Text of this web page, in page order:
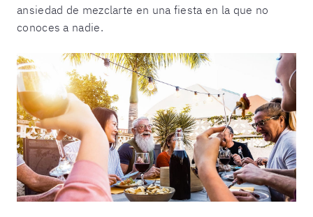
ansiedad de mezclarte en una fiesta en la que no
conoces a nadie.